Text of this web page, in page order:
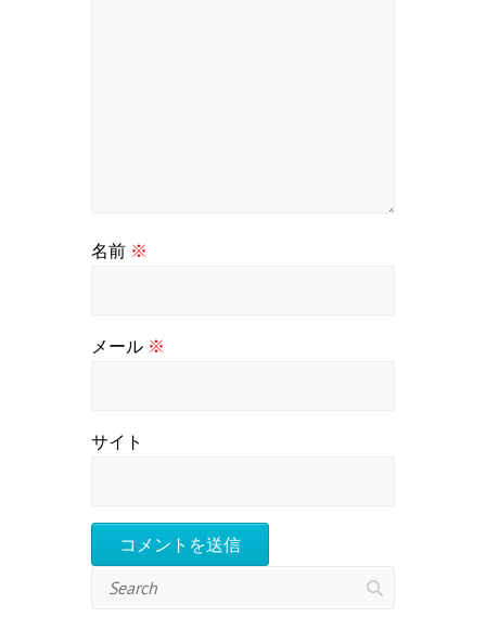
名前 ※
メール ※
サイト
Search